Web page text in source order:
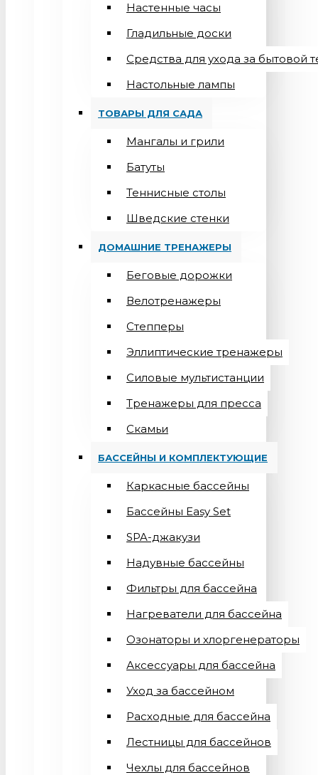
Настенные часы
Гладильные доски
Средства для ухода за бытовой
Настольные лампы
ТОВАРЫ ДЛЯ САДА
Мангалы и грили
Батуты
Теннисные столы
Шведские стенки
ДОМАШНИЕ ТРЕНАЖЕРЫ
Беговые дорожки
Велотренажеры
Степперы
Эллиптические тренажеры
Силовые мультистанции
Тренажеры для пресса
Скамьи
БАССЕЙНЫ И КОМПЛЕКТУЮЩИЕ
Каркасные бассейны
Бассейны Easy Set
SPA-джакузи
Надувные бассейны
Фильтры для бассейна
Нагреватели для бассейна
Озонаторы и хлоргенераторы
Аксессуары для бассейна
Уход за бассейном
Расходные для бассейна
Лестницы для бассейнов
Чехлы для бассейнов